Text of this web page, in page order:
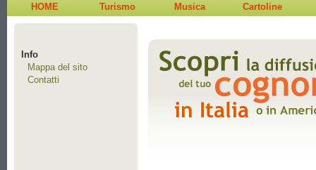
HOME Turismo Musica Cartoline
Info
Mappa del sito
Contatti